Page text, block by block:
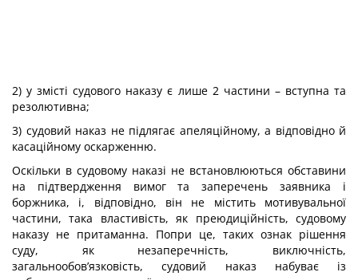
2) у змісті судового наказу є лише 2 частини – вступна та
резолютивна;
3) судовий наказ не підлягає апеляційному, а відповідно й
касаційному оскарженню.
Оскільки в судовому наказі не встановлюються обставини
на підтвердження вимог та заперечень заявника і
боржника, і, відповідно, він не містить мотивувальної
частини, така властивість, як преюдиційність, судовому
наказу не притаманна. Попри це, таких ознак рішення
суду, як незаперечність, виключність,
загальнообов’язковість, судовий наказ набуває із